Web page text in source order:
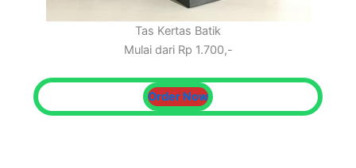
Tas Kertas Batik
Mulai dari Rp 1.700,-
Order Now